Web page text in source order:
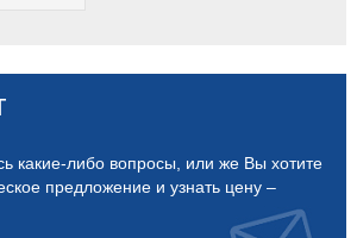
какие-либо вопросы, или же Вы хотите
предложение и узнать цену –